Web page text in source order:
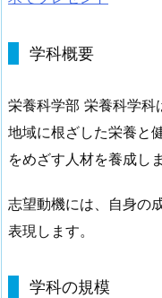
学科概要
栄養科学部 栄養科学科
地域に根ざした栄養と
をめざす人材を養成し
志望動機には、自身の
表現します。
学科の規模